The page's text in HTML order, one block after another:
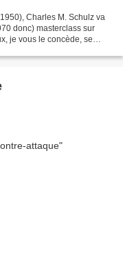
Charles M. Schulz va
donc) masterclass sur
je vous le concède, se